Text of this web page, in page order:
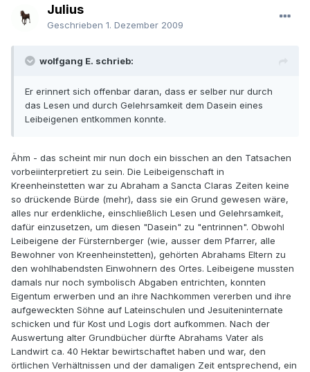
Julius
Geschrieben 1. Dezember 2009
wolfgang E. schrieb:
Er erinnert sich offenbar daran, dass er selber nur durch
das Lesen und durch Gelehrsamkeit dem Dasein eines
Leibeigenen entkommen konnte.
Ähm - das scheint mir nun doch ein bisschen an den Tatsachen
vorbeiinterpretiert zu sein. Die Leibeigenschaft in
Kreenheinstetten war zu Abraham a Sancta Claras Zeiten keine
so drückende Bürde (mehr), dass sie ein Grund gewesen wäre,
alles nur erdenkliche, einschließlich Lesen und Gelehrsamkeit,
dafür einzusetzen, um diesen "Dasein" zu "entrinnen". Obwohl
Leibeigene der Fürsternberger (wie, ausser dem Pfarrer, alle
Bewohner von Kreenheinstetten), gehörten Abrahams Eltern zu
den wohlhabendsten Einwohnern des Ortes. Leibeigene mussten
damals nur noch symbolisch Abgaben entrichten, konnten
Eigentum erwerben und an ihre Nachkommen vererben und ihre
aufgeweckten Söhne auf Lateinschulen und Jesuiteninternate
schicken und für Kost und Logis dort aufkommen. Nach der
Auswertung alter Grundbücher dürfte Abrahams Vater als
Landwirt ca. 40 Hektar bewirtschaftet haben und war, den
örtlichen Verhältnissen und der damaligen Zeit entsprechend, ein